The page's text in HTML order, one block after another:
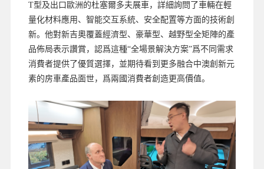
T型及出口歐洲的杜塞爾多夫展車，詳細詢問了車輛在輕
量化材料應用、智能交互系統、安全配置等方面的技術創
新。他對新吉奧覆蓋經濟型、豪華型、越野型全矩陣的產
品佈局表示讚賞，認爲這種“全場景解決方案”爲不同需求
消費者提供了優質選擇，並期待看到更多融合中澳創新元
素的房車產品面世，爲兩國消費者創造更高價值。